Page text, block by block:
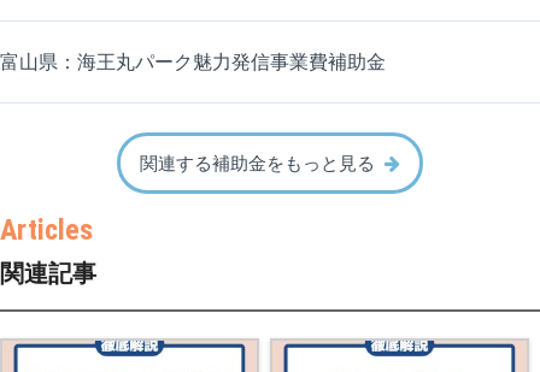
富山県：海王丸パーク魅力発信事業費補助金
関連する補助金をもっと見る
関連記事